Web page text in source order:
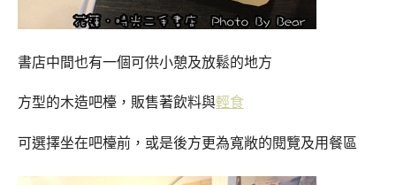
書店中間也有一個可供小憩及放鬆的地方
方型的木造吧檯，販售著飲料與輕食
可選擇坐在吧檯前，或是後方更為寬敞的閱覽及用餐區